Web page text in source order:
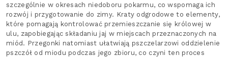
szczególnie w okresach niedoboru pokarmu, co wspomaga ich
rozwój i przygotowanie do zimy. Kraty odgrodowe to elementy,
które pomagają kontrolować przemieszczanie się królowej w
ulu, zapobiegając składaniu jaj w miejscach przeznaczonych na
miód. Przegonki natomiast ułatwiają pszczelarzowi oddzielenie
pszczół od miodu podczas jego zbioru, co czyni ten proces